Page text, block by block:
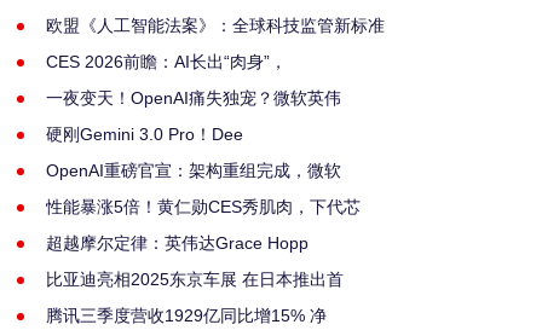
欧盟《人工智能法案》：全球科技监管新标准
CES 2026前瞻：AI长出“肉身”，
一夜变天！OpenAI痛失独宠？微软英伟
硬刚Gemini 3.0 Pro！Dee
OpenAI重磅官宣：架构重组完成，微软
性能暴涨5倍！黄仁勋CES秀肌肉，下代芯
超越摩尔定律：英伟达Grace Hopp
比亚迪亮相2025东京车展 在日本推出首
腾讯三季度营收1929亿同比增15% 净